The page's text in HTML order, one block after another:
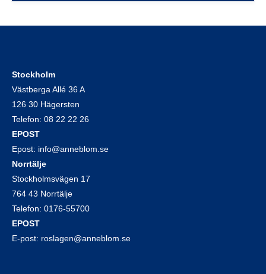
Stockholm
Västberga Allé 36 A
126 30 Hägersten
Telefon: 08 22 22 26
EPOST
Epost: info@anneblom.se
Norrtälje
Stockholmsvägen 17
764 43 Norrtälje
Telefon: 0176-55700
EPOST
E-post: roslagen@anneblom.se